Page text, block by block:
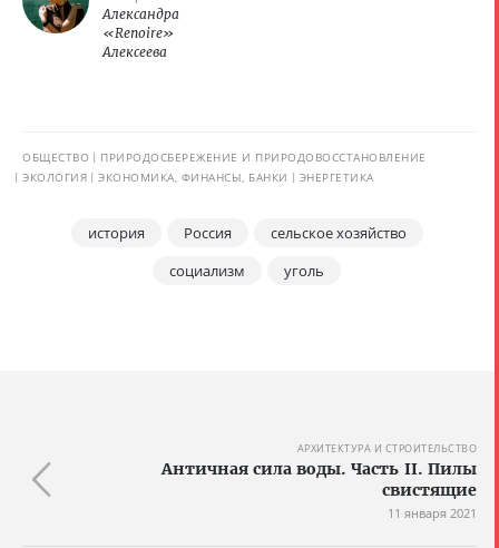
Александра
«Renoire»
Алексеева
ОБЩЕСТВО
ПРИРОДОСБЕРЕЖЕНИЕ И ПРИРОДОВОССТАНОВЛЕНИЕ
ЭКОЛОГИЯ
ЭКОНОМИКА, ФИНАНСЫ, БАНКИ ЭНЕРГЕТИКА
история Россия
сельское хозяйство
социализм
уголь
АРХИТЕКТУРА И СТРОИТЕЛЬСТВО
Античная сила воды. Часть II. Пилы
свистящие
11 января 2021